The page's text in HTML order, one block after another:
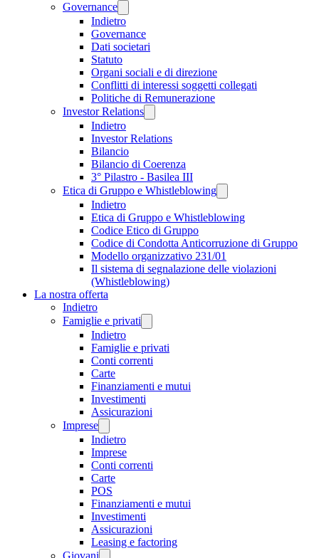
Governance
Indietro
Governance
Dati societari
Statuto
Organi sociali e di direzione
Conflitti di interessi soggetti collegati
Politiche di Remunerazione
Investor Relations
Indietro
Investor Relations
Bilancio
Bilancio di Coerenza
3° Pilastro - Basilea III
Etica di Gruppo e Whistleblowing
Indietro
Etica di Gruppo e Whistleblowing
Codice Etico di Gruppo
Codice di Condotta Anticorruzione di Gruppo
Modello organizzativo 231/01
Il sistema di segnalazione delle violazioni
(Whistleblowing)
La nostra offerta
Indietro
Famiglie e privati
Indietro
Famiglie e privati
Conti correnti
Carte
Finanziamenti e mutui
Investimenti
Assicurazioni
Imprese
Indietro
Imprese
Conti correnti
Carte
POS
Finanziamenti e mutui
Investimenti
Assicurazioni
Leasing e factoring
Giovani